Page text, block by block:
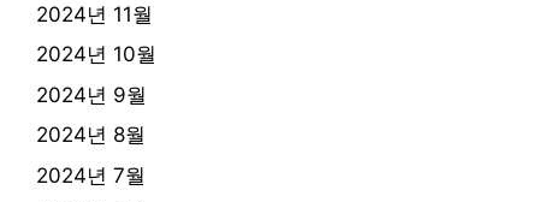
2024년 11월
2024년 10월
2024년 9월
2024년 8월
2024년 7월